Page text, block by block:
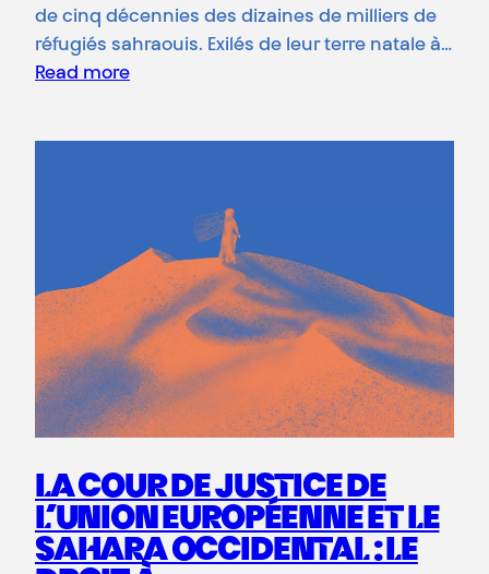
de cinq décennies des dizaines de milliers de
réfugiés sahraouis. Exilés de leur terre natale à…
Read more
LA COUR DE JUSTICE DE
L’UNION EUROPÉENNE ET LE
SAHARA OCCIDENTAL : LE